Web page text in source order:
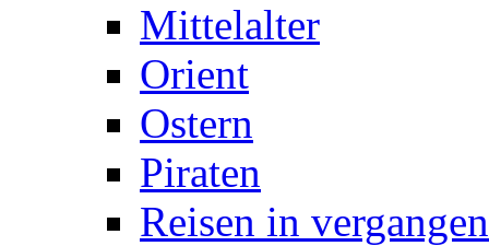
Mittelalter
Orient
Ostern
Piraten
Reisen in